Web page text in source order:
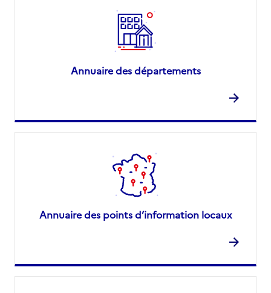
Annuaire des départements
Annuaire des points d’information locaux